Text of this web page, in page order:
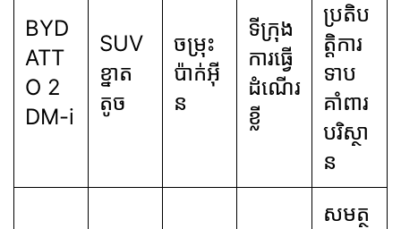
BYD
ATT
O 2
DM-i
SUV
ខ្នាត
តូច
ចម្រុះ
ប៉ាក់អ៊ី
ន
ទីក្រុង
ការធ្វើ
ដំណើរ
ខ្លី
ប្រតិប
ត្តិការ
ទាប
គាំពារ
បរិស្ថា
ន
សមត្ថ